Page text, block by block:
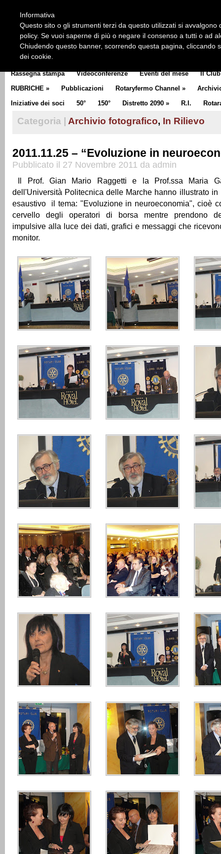
CLUB COMMUNICATOR
Rassegna stampa Videoconferenze Eventi del mese Il Club
RUBRICHE » Pubblicazioni Rotaryfermo Channel »
Iniziative dei soci
50° 150° Distretto 2090 » R.I.
Categoria | Archivio fotografico, In Rilievo
2011.11.25 – “Evoluzione in
Pubblicato il 27 Novembre 2011 da admin
Il Prof. Gian Mario Raggetti e la Prof.ssa Maria
dell'Università Politecnica delle Marche hanno illustrato in
esaustivo il tema: "Evoluzione in neuroeconomia", cioè
cervello degli operatori di borsa mentre prendono
impulsive alla luce dei dati, grafici e messaggi che
monitor.
Informativa
Questo sito o gli strumenti terzi da questo utilizzati si
policy. Se vuoi saperne di più o negare il consenso a tutti o ad
Chiudendo questo banner, scorrendo questa pagina, cliccando
dei cookie.